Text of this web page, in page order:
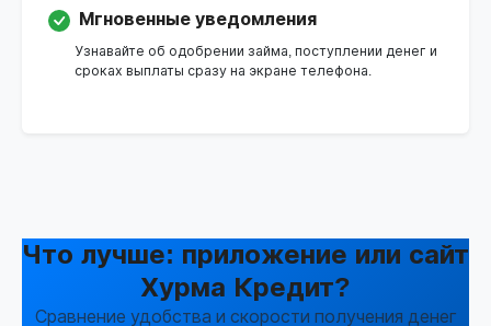
Мгновенные уведомления
Узнавайте об одобрении займа, поступлении денег и
сроках выплаты сразу на экране телефона.
Что лучше: приложение или сайт
Хурма Кредит?
Сравнение удобства и скорости получения денег